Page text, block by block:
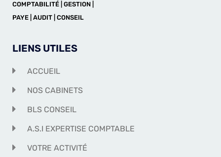
COMPTABILITÉ | GESTION |
PAYE | AUDIT | CONSEIL
LIENS UTILES
ACCUEIL
NOS CABINETS
BLS CONSEIL
A.S.I EXPERTISE COMPTABLE
VOTRE ACTIVITÉ